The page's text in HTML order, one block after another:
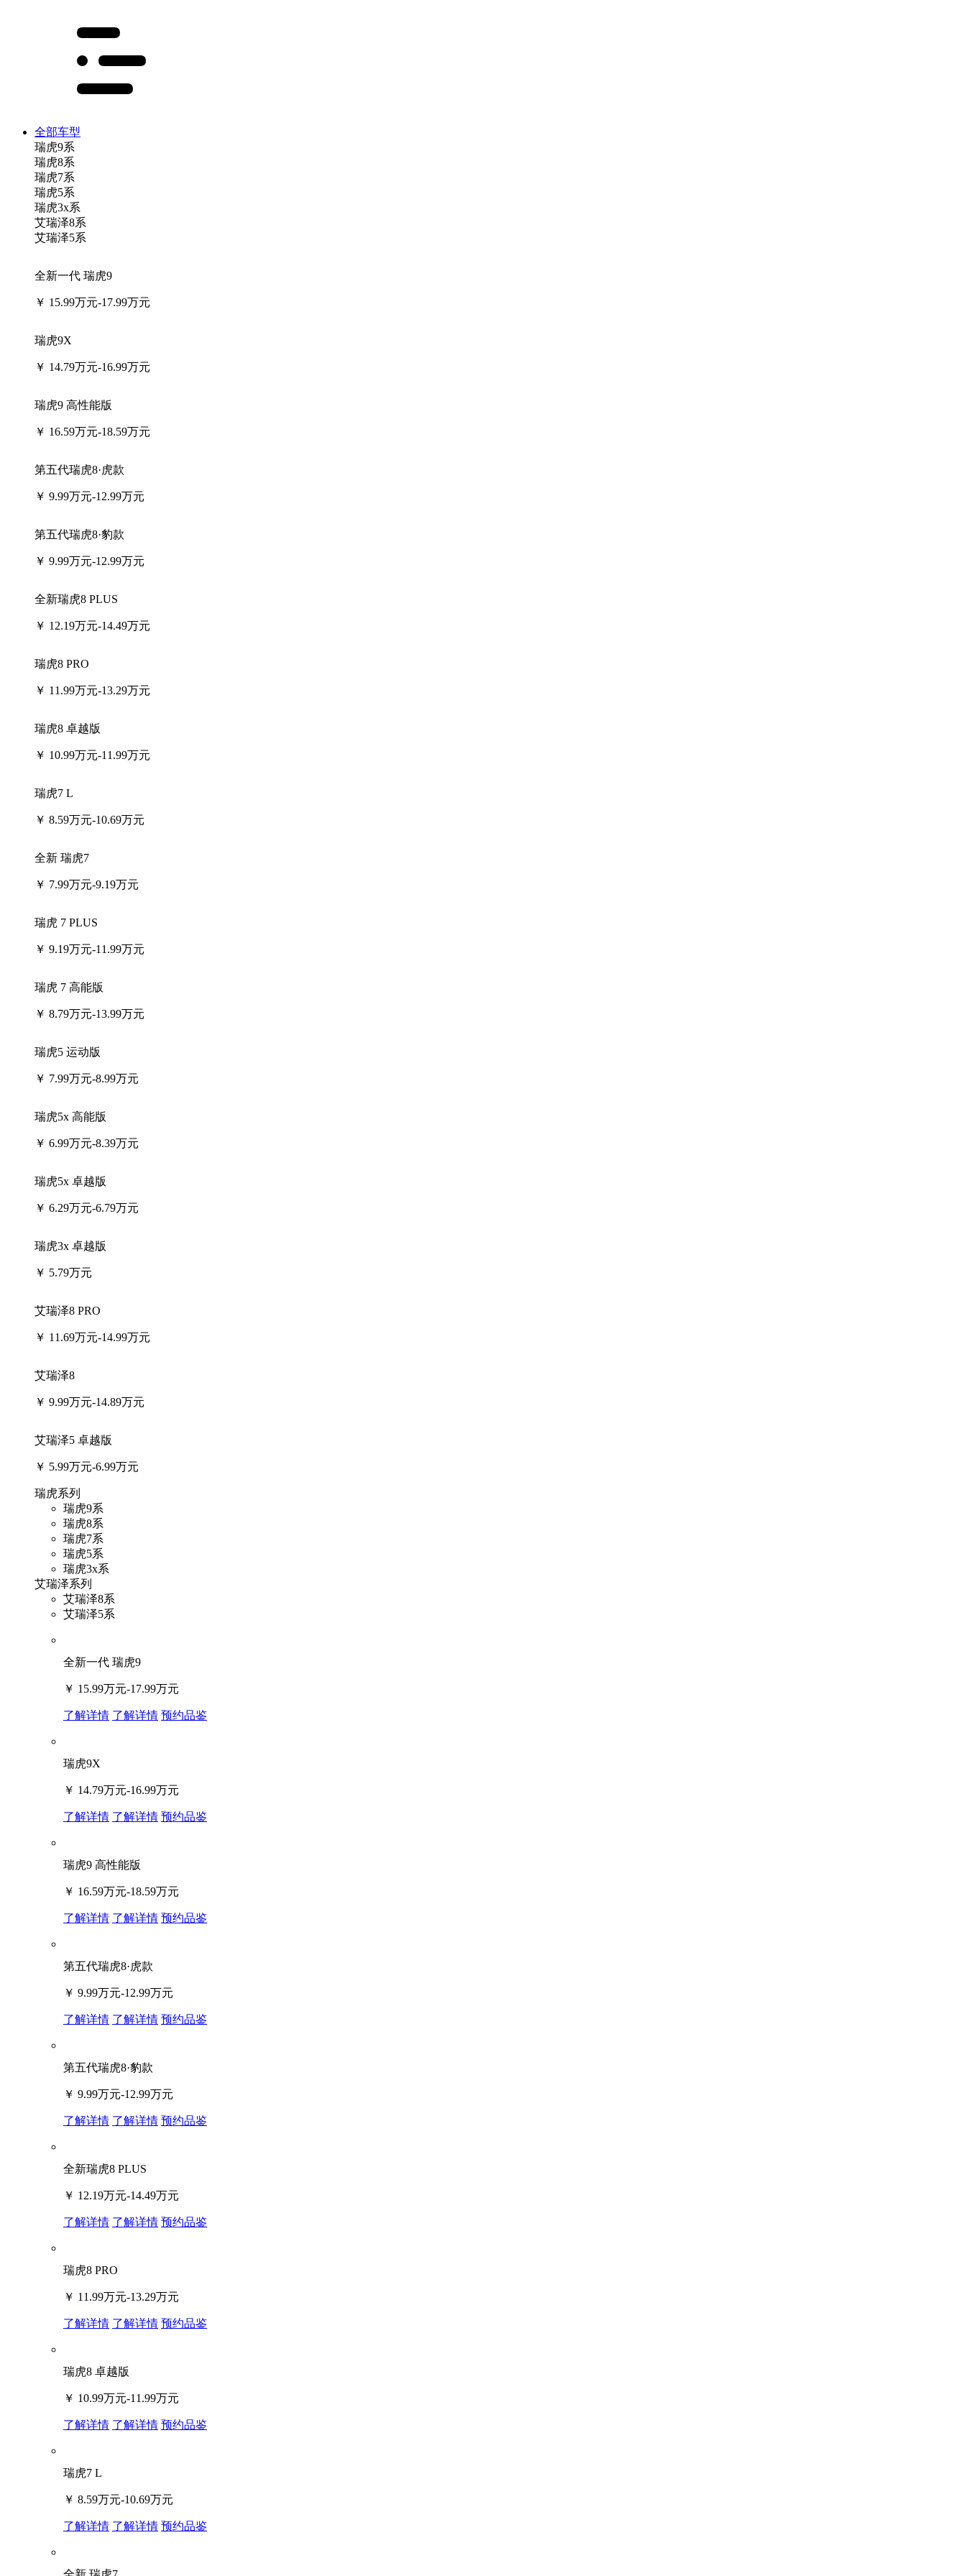
全部车型
瑞虎9系
瑞虎8系
瑞虎7系
瑞虎5系
瑞虎3x系
艾瑞泽8系
艾瑞泽5系
全新一代 瑞虎9
￥ 15.99万元-17.99万元
瑞虎9X
￥ 14.79万元-16.99万元
瑞虎9 高性能版
￥ 16.59万元-18.59万元
第五代瑞虎8·虎款
￥ 9.99万元-12.99万元
第五代瑞虎8·豹款
￥ 9.99万元-12.99万元
全新瑞虎8 PLUS
￥ 12.19万元-14.49万元
瑞虎8 PRO
￥ 11.99万元-13.29万元
瑞虎8 卓越版
￥ 10.99万元-11.99万元
瑞虎7 L
￥ 8.59万元-10.69万元
全新 瑞虎7
￥ 7.99万元-9.19万元
瑞虎 7 PLUS
￥ 9.19万元-11.99万元
瑞虎 7 高能版
￥ 8.79万元-13.99万元
瑞虎5 运动版
￥ 7.99万元-8.99万元
瑞虎5x 高能版
￥ 6.99万元-8.39万元
瑞虎5x 卓越版
￥ 6.29万元-6.79万元
瑞虎3x 卓越版
￥ 5.79万元
艾瑞泽8 PRO
￥ 11.69万元-14.99万元
艾瑞泽8
￥ 9.99万元-14.89万元
艾瑞泽5 卓越版
￥ 5.99万元-6.99万元
瑞虎系列
瑞虎9系
瑞虎8系
瑞虎7系
瑞虎5系
瑞虎3x系
艾瑞泽系列
艾瑞泽8系
艾瑞泽5系
全新一代 瑞虎9
￥ 15.99万元-17.99万元
了解详情 了解详情 预约品鉴
瑞虎9X
￥ 14.79万元-16.99万元
了解详情 了解详情 预约品鉴
瑞虎9 高性能版
￥ 16.59万元-18.59万元
了解详情 了解详情 预约品鉴
第五代瑞虎8·虎款
￥ 9.99万元-12.99万元
了解详情 了解详情 预约品鉴
第五代瑞虎8·豹款
￥ 9.99万元-12.99万元
了解详情 了解详情 预约品鉴
全新瑞虎8 PLUS
￥ 12.19万元-14.49万元
了解详情 了解详情 预约品鉴
瑞虎8 PRO
￥ 11.99万元-13.29万元
了解详情 了解详情 预约品鉴
瑞虎8 卓越版
￥ 10.99万元-11.99万元
了解详情 了解详情 预约品鉴
瑞虎7 L
￥ 8.59万元-10.69万元
了解详情 了解详情 预约品鉴